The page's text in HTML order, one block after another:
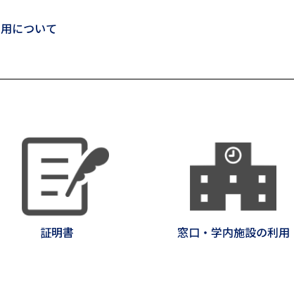
について
証明書 窓口・学内施設の利用